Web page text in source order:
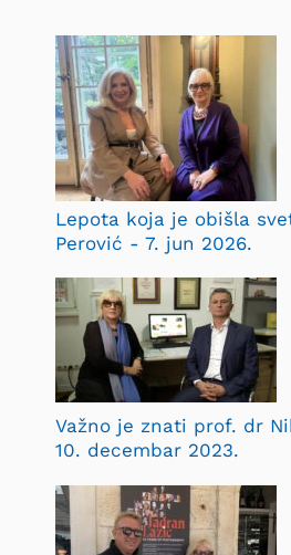
Lepota koja je obišla
Perović - 7. jun 2026.
Važno je znati prof. dr
10. decembar 2023.